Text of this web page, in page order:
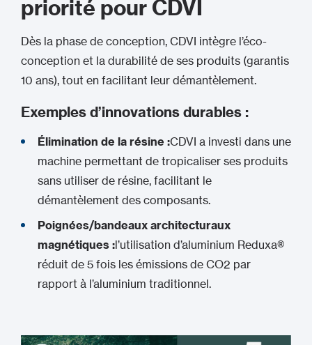
priorité pour CDVI
Dès la phase de conception, CDVI intègre l’éco-
conception et la durabilité de ses produits (garantis
10 ans), tout en facilitant leur démantèlement.
Exemples d’innovations durables :
Élimination de la résine :CDVI a investi dans une
machine permettant de tropicaliser ses produits
sans utiliser de résine, facilitant le
démantèlement des composants.
Poignées/bandeaux architecturaux
magnétiques :l’utilisation d’aluminium Reduxa®
réduit de 5 fois les émissions de CO2 par
rapport à l’aluminium traditionnel.